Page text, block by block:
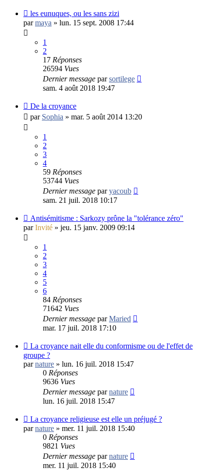
les eunuques, ou les sans zizi
parmaya » lun. 15 sept. 2008 17:44
1
2
17 Réponses
26594 Vues
Dernier message parsortilege
sam. 4 août 2018 19:47
De la croyance
par Sophia » mar. 5 août 2014 13:20
1
2
3
4
59 Réponses
53744 Vues
Dernier message paryacoub
sam. 21 juil. 2018 10:17
Antisémitisme : Sarkozy prône la "tolérance zéro"
parInvité » jeu. 15 janv. 2009 09:14
1
2
3
4
5
6
84 Réponses
71642 Vues
Dernier message parMaried
mar. 17 juil. 2018 17:10
La croyance nait elle du conformisme ou de l'effet de
groupe ?
parnature » lun. 16 juil. 2018 15:47
0 Réponses
9636 Vues
Dernier message parnature
lun. 16 juil. 2018 15:47
La croyance religieuse est elle un préjugé ?
parnature » mer. 11 juil. 2018 15:40
0 Réponses
9821 Vues
Dernier message parnature
mer. 11 juil. 2018 15:40